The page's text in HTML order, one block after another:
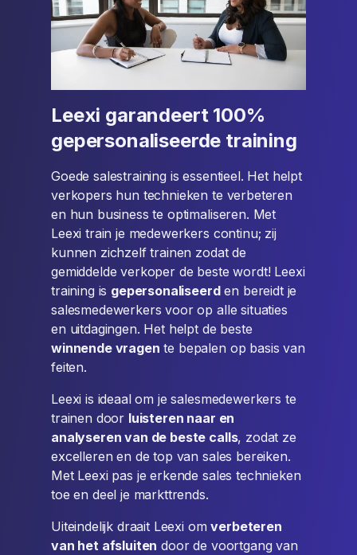
Leexi garandeert 100%
gepersonaliseerde training
Goede salestraining is essentieel. Het helpt
verkopers hun technieken te verbeteren
en hun business te optimaliseren. Met
Leexi train je medewerkers continu; zij
kunnen zichzelf trainen zodat de
gemiddelde verkoper de beste wordt! Leexi
training is gepersonaliseerden bereidt je
salesmedewerkers voor op alle situaties
en uitdagingen. Het helpt de beste
winnende vragen te bepalen op basis van
feiten.
Leexi is ideaal om je salesmedewerkers te
trainen door luisteren naar en
analyseren van de beste calls, zodat ze
excelleren en de top van sales bereiken.
Met Leexi pas je erkende sales technieken
toe en deel je markttrends.
Uiteindelijk draait Leexi omverbeteren
van het afsluiten door de voortgang van